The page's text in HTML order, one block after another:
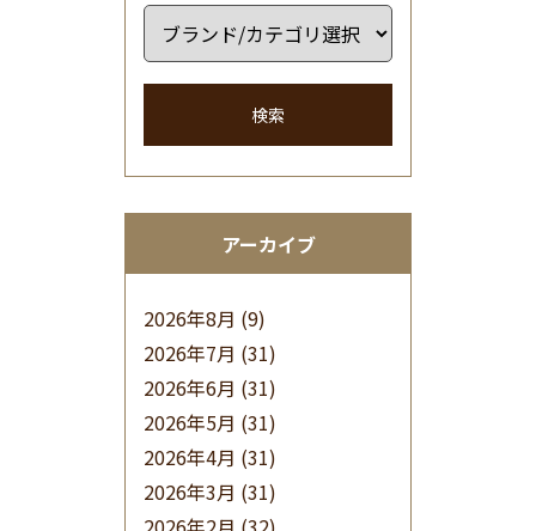
検索
アーカイブ
2026年8月 (9)
2026年7月 (31)
2026年6月 (31)
2026年5月 (31)
2026年4月 (31)
2026年3月 (31)